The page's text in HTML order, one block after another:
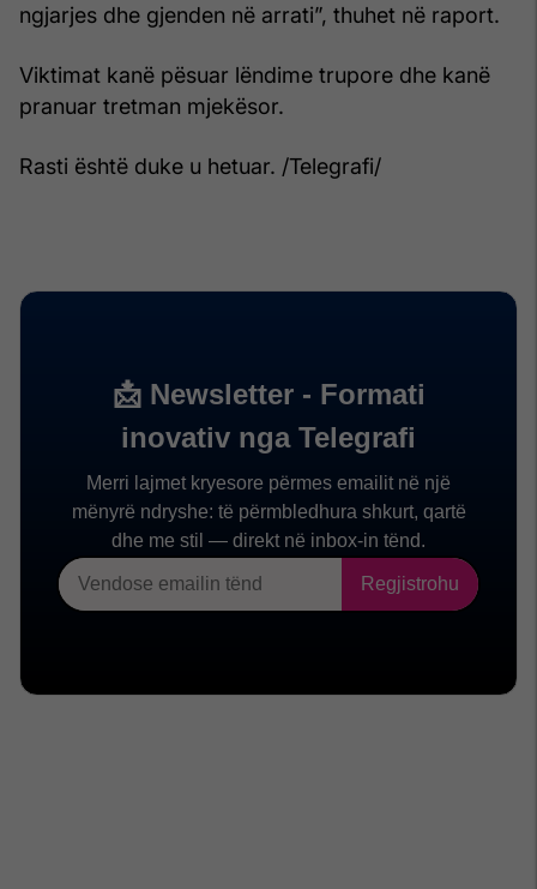
ngjarjes dhe gjenden në arrati”, thuhet në raport.
Viktimat kanë pësuar lëndime trupore dhe kanë
pranuar tretman mjekësor.
Rasti është duke u hetuar. /Telegrafi/